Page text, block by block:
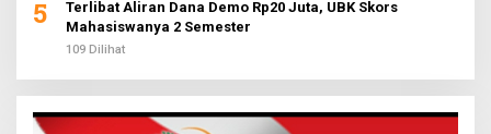
5
Terlibat Aliran Dana Demo Rp20 Juta, UBK Skors
Mahasiswanya 2 Semester
109 Dilihat